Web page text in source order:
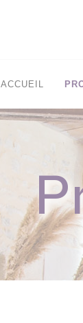
ACCUEIL